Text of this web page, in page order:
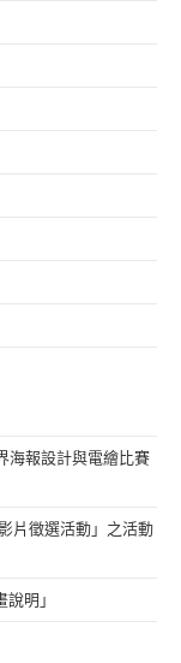
海報設計與電繪比賽
片徵選活動」之活動
明」